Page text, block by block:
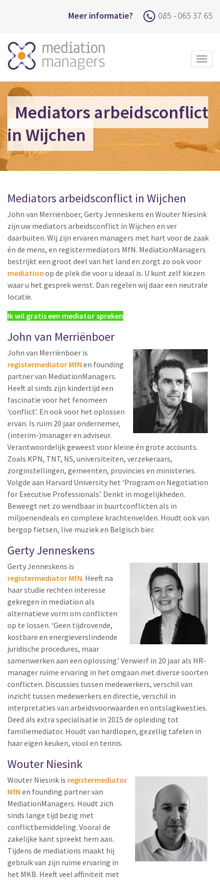
Meer informatie? 085 - 065 37 65
Mediators arbeidsconflict
in Wijchen
Mediators arbeidsconflict in Wijchen
John van Merriënboer, Gerty Jenneskens en Wouter Niesink
zijn uw mediators arbeidsconflict in Wijchen en ver
daarbuiten. Wij zijn ervaren managers met hart voor de zaak
én de mens, en registermediators MfN. MediationManagers
bestrijkt een groot deel van het land en zorgt zo ook voor
mediation op de plek die voor u ideaal is. U kunt zelf kiezen
waar u het gesprek wenst. Dan regelen wij daar een neutrale
locatie.
Ik wil gratis een mediator spreken
John van Merriënboer
John van Merriënboer is
registermediator MfN en founding
partner van MediationManagers.
Heeft al sinds zijn kindertijd een
fascinatie voor het fenomeen
‘conflict’. En ook voor het oplossen
ervan. Is ruim 20 jaar ondernemer,
(interim-)manager en adviseur.
Verantwoordelijk geweest voor kleine én grote accounts.
Zoals KPN, TNT, NS, universiteiten, verzekeraars,
zorginstellingen, gemeenten, provincies en ministeries.
Volgde aan Harvard University het ‘Program on Negotiation
for Executive Professionals’. Denkt in mogelijkheden.
Beweegt net zo wendbaar in buurtconflicten als in
miljoenendeals en complexe krachtenvelden. Houdt ook van
bergop fietsen, live muziek en Belgisch bier.
Gerty Jenneskens
Gerty Jenneskens is
registermediator MfN. Heeft na
haar studie rechten interesse
gekregen in mediation als
alternatieve vorm om conflicten
op te lossen. ‘Geen tijdrovende,
kostbare en energieverslindende
juridische procedures, maar
samenwerken aan een oplossing.’ Verwierf in 20 jaar als HR-
manager ruime ervaring in het omgaan met diverse soorten
conflicten. Discussies tussen medewerkers, verschil van
inzicht tussen medewerkers en directie, verschil in
interpretaties van arbeidsvoorwaarden en ontslagkwesties.
Deed als extra specialisatie in 2015 de opleiding tot
familiemediator. Houdt van hardlopen, gezellig tafelen in
haar eigen keuken, viool en tennis.
Wouter Niesink
Wouter Niesink is registermediator
MfN en founding partner van
MediationManagers. Houdt zich
sinds lange tijd bezig met
conflictbemiddeling. Vooral de
zakelijke kant spreekt hem aan.
Tijdens de mediations maakt hij
gebruik van zijn ruime ervaring in
het MKB. Heeft veel affiniteit met